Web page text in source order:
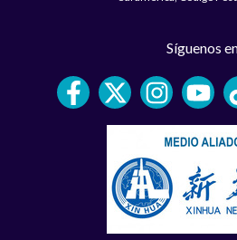
Síguenos